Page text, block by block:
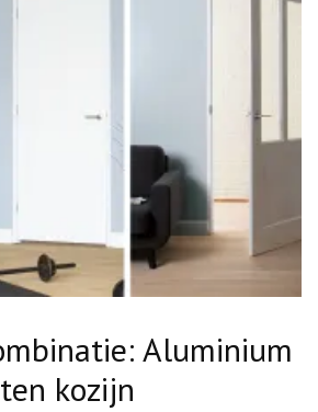
Aluminium
kozijn